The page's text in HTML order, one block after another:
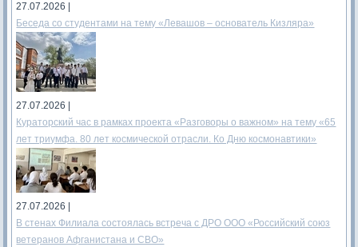
27.07.2026 |
Беседа со студентами на тему «Левашов – основатель Кизляра»
27.07.2026 |
Кураторский час в рамках проекта «Разговоры о важном» на тему «65
лет триумфа. 80 лет космической отрасли. Ко Дню космонавтики»
27.07.2026 |
В стенах Филиала состоялась встреча с ДРО ООО «Российский союз
ветеранов Афганистана и СВО»